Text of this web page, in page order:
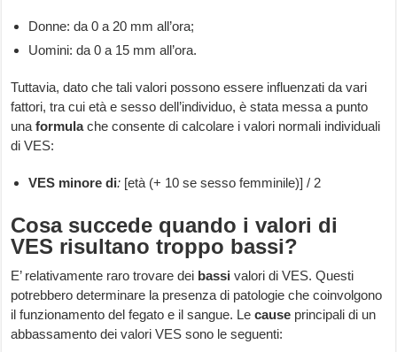
Donne: da 0 a 20 mm all’ora;
Uomini: da 0 a 15 mm all’ora.
Tuttavia, dato che tali valori possono essere influenzati da vari
fattori, tra cui età e sesso dell’individuo, è stata messa a punto
unaformulache consente di calcolare i valori normali individuali
di VES:
VES minore di: [età (+ 10 se sesso femminile)] / 2
Cosa succede quando i valori di
VES risultano troppo bassi?
E’ relativamente raro trovare dei bassi valori di VES. Questi
potrebbero determinare la presenza di patologie che coinvolgono
il funzionamento del fegato e il sangue. Lecause principali di un
abbassamento dei valori VES sono le seguenti: